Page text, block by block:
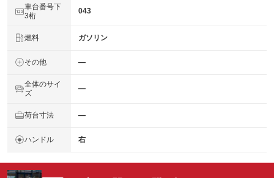
車台番号下
3桁
043
燃料 ガソリン
その他 ―
全体のサイ
ズ
―
荷台寸法 ―
ハンドル 右